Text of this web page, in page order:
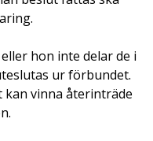
hon inte delar de i
ur förbundet.
vinna återinträde